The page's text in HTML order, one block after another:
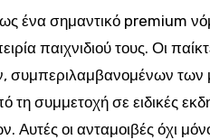
παιχνιδιού τους. Οι
συμπεριλαμβανομένων των
τη συμμετοχή σε ειδικές
Αυτές οι ανταμοιβές όχι